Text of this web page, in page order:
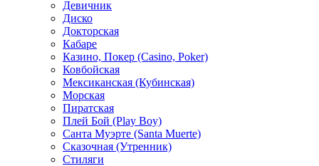
Девичник
Диско
Докторская
Кабаре
Казино, Покер (Casino, Poker)
Ковбойская
Мексиканская (Кубинская)
Морская
Пиратская
Плей Бой (Play Boy)
Санта Муэрте (Santa Muerte)
Сказочная (Утренник)
Стиляги